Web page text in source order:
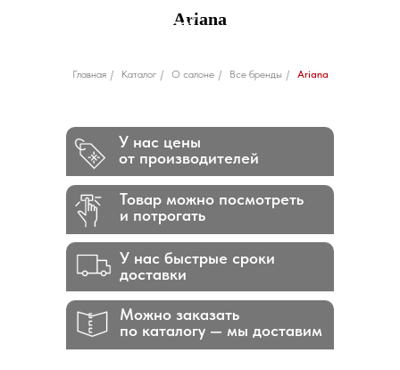
Ariana
Главная / Каталог / О салоне / Все бренды / Ariana
Можно заказать
по каталогу — мы доставим
У нас быстрые сроки
доставки
Товар можно посмотреть
и потрогать
У нас цены
от производителей